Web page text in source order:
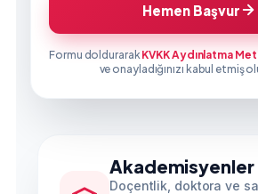
Hemen Başvur
Formu doldurarakKVKK Aydınlatma
ve onayladığınızı kabul etmiş
Akademisyenler
Doçentlik, doktora ve